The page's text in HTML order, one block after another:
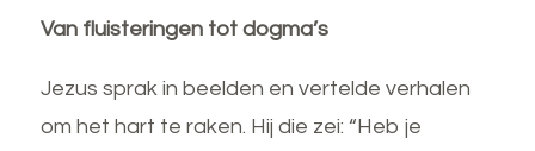
Van fluisteringen tot dogma’s
Jezus sprak in beelden en vertelde verhalen
om het hart te raken. Hij die zei: “Heb je